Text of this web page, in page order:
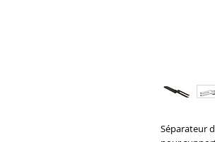
Séparateur